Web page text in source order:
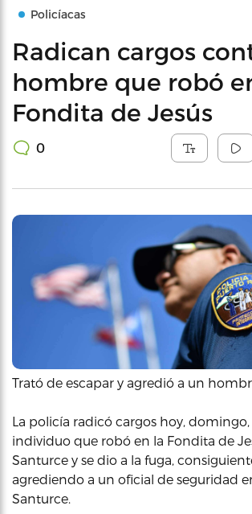
Policíacas
Radican cargos
hombre que robó
Fondita de Jesús
0
Trató de escapar y agredió a un
La policía radicó cargos hoy,
individuo que robó en la Fondita de
Santurce y se dio a la fuga,
agrediendo a un oficial de seguridad
Santurce.